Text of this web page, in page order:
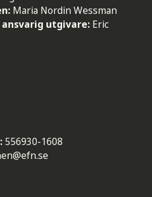
Maria Nordin Wessman
utgivare: Eric
556930-1608